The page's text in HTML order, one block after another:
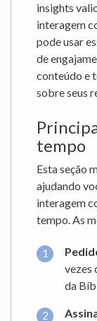
insights
interagem
pode usar
de
conteúdo e
sobre seus
tempo
Esta seção
ajudando
interagem
tempo. As
vezes
da